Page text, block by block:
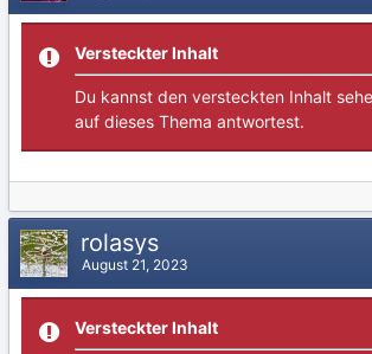
Versteckter Inhalt
Du kannst den versteckten Inhalt
auf dieses Thema antwortest.
rolasys
August 21, 2023
Versteckter Inhalt